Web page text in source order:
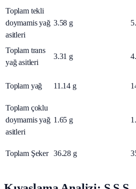
Toplam tekli
doymamis yağ
asitleri
3.58 g
Toplam trans
yağ asitleri
3.31 g
Toplam yağ 11.14 g
Toplam çoklu
doymamis yağ
asitleri
1.65 g
Toplam Şeker 36.28 g